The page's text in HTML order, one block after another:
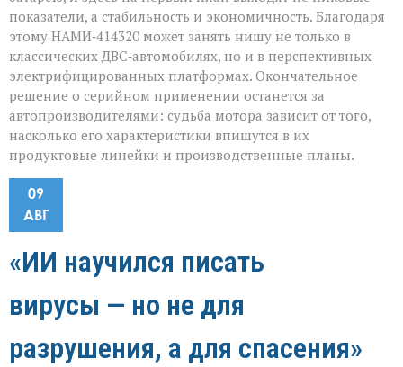
показатели, а стабильность и экономичность. Благодаря
этому НАМИ‑414320 может занять нишу не только в
классических ДВС‑автомобилях, но и в перспективных
электрифицированных платформах. Окончательное
решение о серийном применении останется за
автопроизводителями: судьба мотора зависит от того,
насколько его характеристики впишутся в их
продуктовые линейки и производственные планы.
09
АВГ
«ИИ научился писать
вирусы — но не для
разрушения, а для спасения»